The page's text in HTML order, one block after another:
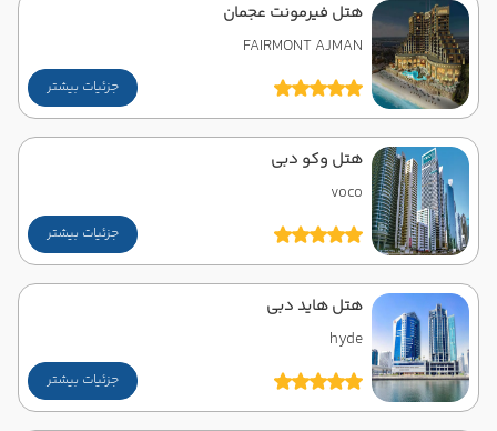
هتل فیرمونت عجمان
FAIRMONT AJMAN
جزئیات بیشتر
هتل وکو دبی
voco
جزئیات بیشتر
هتل هاید دبی
hyde
جزئیات بیشتر